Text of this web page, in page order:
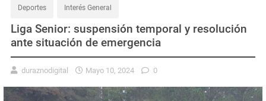
Deportes Interés General
Liga Senior: suspensión temporal y resolución
ante situación de emergencia
duraznodigital Mayo 10, 2024 0